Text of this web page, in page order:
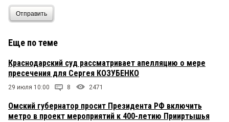
Отправить
Еще по теме
Краснодарский суд рассматривает апелляцию о мере
пресечения для Сергея КОЗУБЕНКО
29 июля 10:00 8 2471
Омский губернатор просит Президента РФ включить
метро в проект мероприятий к 400-летию Прииртышья